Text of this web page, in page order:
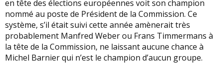
en tête des élections européennes voit son champion
nommé au poste de Président de la Commission. Ce
système, s’il était suivi cette année amènerait très
probablement Manfred Weber ou Frans Timmermans à
la tête de la Commission, ne laissant aucune chance à
Michel Barnier qui n’est le champion d’aucun groupe.